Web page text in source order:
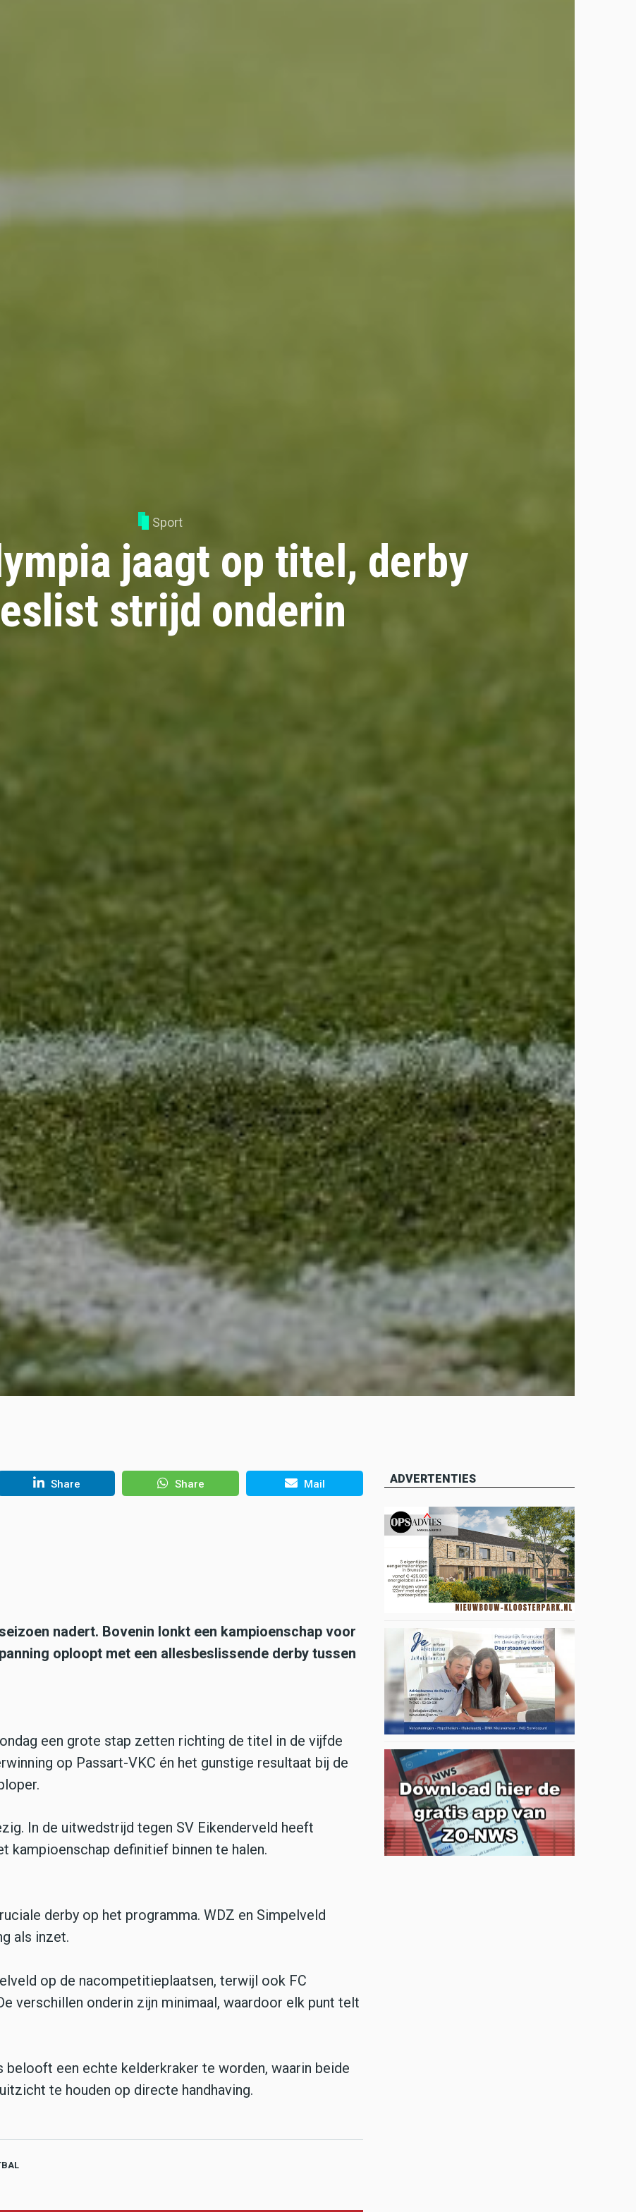
Sport
jaagt op titel, derby
strijd onderin
Share Share Mail
nadert. Bovenin lonkt een kampioenschap voor
oploopt met een allesbeslissende derby tussen
een grote stap zetten richting de titel in de vijfde
op Passart-VKC én het gunstige resultaat bij de
In de uitwedstrijd tegen SV Eikenderveld heeft
kampioenschap definitief binnen te halen.
derby op het programma. WDZ en Simpelveld
als inzet.
op de nacompetitieplaatsen, terwijl ook FC
verschillen onderin zijn minimaal, waardoor elk punt telt
een echte kelderkraker te worden, waarin beide
te houden op directe handhaving.
ADVERTENTIES